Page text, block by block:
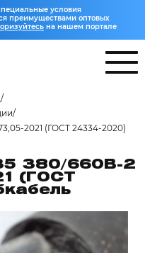
условия
преимуществами оптовых
на нашем портале
2021 (ГОСТ 24334-2020)
380/660В-2
(ГОСТ